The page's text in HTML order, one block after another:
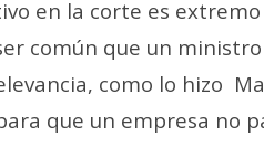
en la corte es
común que un
como lo hizo
que un empresa no